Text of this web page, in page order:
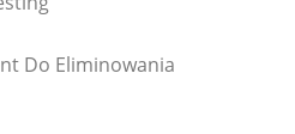
Do Eliminowania